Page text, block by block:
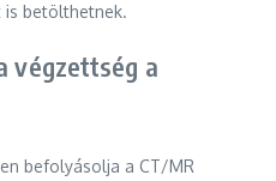
is betölthetnek.
végzettség a
befolyásolja a CT/MR